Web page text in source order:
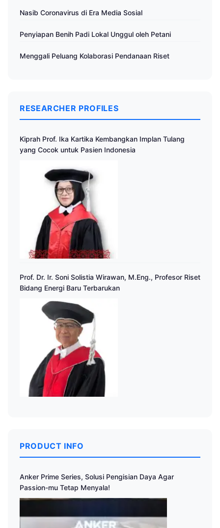
Nasib Coronavirus di Era Media Sosial
Penyiapan Benih Padi Lokal Unggul oleh Petani
Menggali Peluang Kolaborasi Pendanaan Riset
RESEARCHER PROFILES
Kiprah Prof. Ika Kartika Kembangkan Implan Tulang
yang Cocok untuk Pasien Indonesia
Prof. Dr. Ir. Soni Solistia Wirawan, M.Eng., Profesor Riset
Bidang Energi Baru Terbarukan
PRODUCT INFO
Anker Prime Series, Solusi Pengisian Daya Agar
Passion-mu Tetap Menyala!